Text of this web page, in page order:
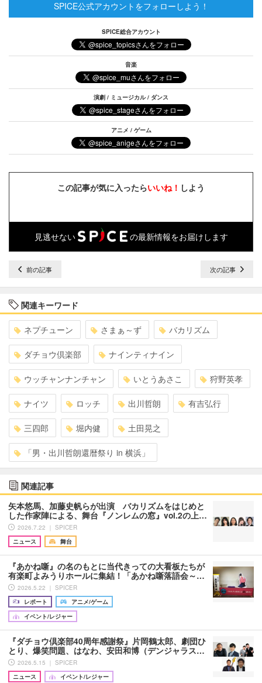
SPICE公式アカウントをフォローしよう！
SPICE総合アカウント
音楽
演劇 / ミュージカル / ダンス
アニメ / ゲーム
この記事が気に入ったらいいね！ しよう
見逃せない の最新情報をお届けします
前の記事 次の記事
関連キーワード
ネプチューン さまぁ～ず バカリズム
ダチョウ倶楽部 ナインティナイン
ウッチャンナンチャン いとうあさこ 狩野英孝
ナイツ ロッチ 出川哲朗 有吉弘行
三四郎 堀内健 土田晃之
「男・出川哲朗還暦祭り in 横浜」
関連記事
矢本悠馬、加藤史帆らが出演 バカリズムをはじめと
した作家陣による、舞台『ノンレムの窓』vol.2の上…
2026.7.22 ｜ SPICER
ニュース
舞台
『あかね噺』の名のもとに当代きっての大看板たちが
有楽町よみうりホールに集結！「あかね噺落語会～…
2026.5.22 ｜ SPICER
レポート
アニメ/ゲーム
イベント/レジャー
『ダチョウ倶楽部40周年感謝祭』片岡鶴太郎、劇団ひ
とり、爆笑問題、はなわ、安田和博（デンジャラス…
2026.5.15 ｜ SPICER
ニュース
イベント/レジャー